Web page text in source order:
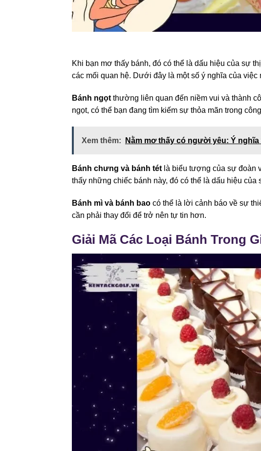
Khi bạn mơ thấy bánh, đó có thể là dấu hiệu của sự
các mối quan hệ. Dưới đây là một số ý nghĩa của
Bánh ngọt thường liên quan đến niềm vui và thành
ngọt, có thể bạn đang tìm kiếm sự thỏa mãn trong
Xem thêm: Nằm mơ thấy có người yêu: Ý
Bánh chưng và bánh tét là biểu tượng của sự đoàn
thấy những chiếc bánh này, đó có thể là dấu hiệu
Bánh mì và bánh bao có thể là lời cảnh báo về sự
cần phải thay đổi để trở nên tự tin hơn.
Giải Mã Các Loại Bánh Trong